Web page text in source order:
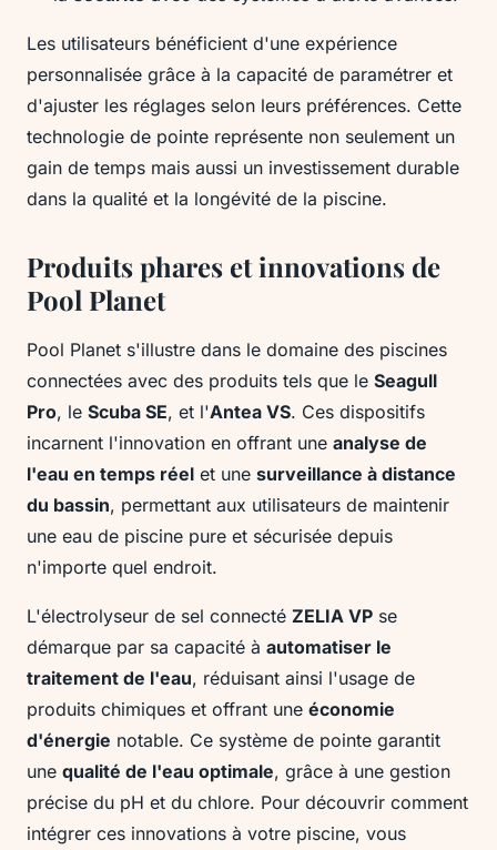
Les utilisateurs bénéficient d'une expérience
personnalisée grâce à la capacité de paramétrer et
d'ajuster les réglages selon leurs préférences. Cette
technologie de pointe représente non seulement un
gain de temps mais aussi un investissement durable
dans la qualité et la longévité de la piscine.
Produits phares et innovations de
Pool Planet
Pool Planet s'illustre dans le domaine des piscines
connectées avec des produits tels que le Seagull
Pro, le Scuba SE, et l'Antea VS. Ces dispositifs
incarnent l'innovation en offrant une analyse de
l'eau en temps réel et une surveillance à distance
du bassin, permettant aux utilisateurs de maintenir
une eau de piscine pure et sécurisée depuis
n'importe quel endroit.
L'électrolyseur de sel connecté ZELIA VP se
démarque par sa capacité à automatiser le
traitement de l'eau, réduisant ainsi l'usage de
produits chimiques et offrant une économie
d'énergie notable. Ce système de pointe garantit
une qualité de l'eau optimale, grâce à une gestion
précise du pH et du chlore. Pour découvrir comment
intégrer ces innovations à votre piscine, vous